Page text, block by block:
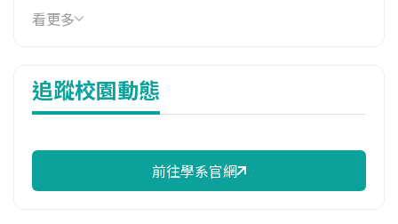
114年學費
16,900 元/學期
9,100 元/學期
114年註冊率
113學年度上學期
看更多
追蹤校園動態
前往學系官網